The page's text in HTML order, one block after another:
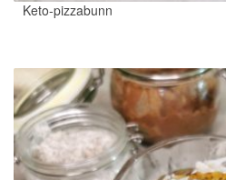
Keto-pizzabunn